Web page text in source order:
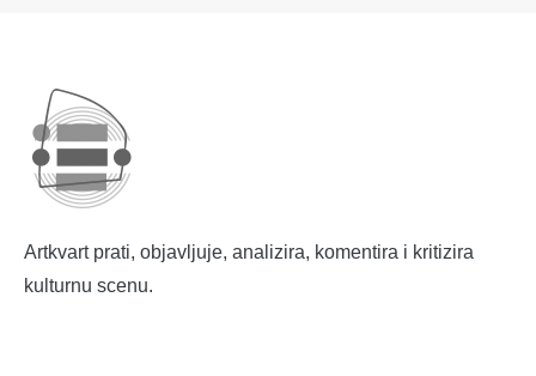
Artkvart prati, objavljuje, analizira, komentira i kritizira
kulturnu scenu.